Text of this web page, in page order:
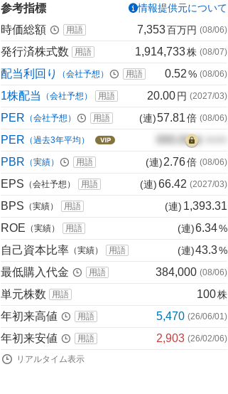
参考指標 情報提供元について
時価総額 用語 7,353百万円 (08/06)
発行済株式数 用語 1,914,733株 (08/07)
配当利回り （会社予想） 用語 0.52% (08/06)
1株配当 （会社予想） 用語 20.00円 (2027/03)
PER （会社予想） 用語 (連)57.81倍 (08/06)
PER （過去3年平均） 000.00倍
PBR （実績） 用語 (連)2.76倍 (08/06)
EPS （会社予想） 用語 (連)66.42 (2027/03)
BPS （実績） 用語 (連) 1,393.31
ROE （実績） 用語 (連)6.34%
自己資本比率 （実績） 用語 (連)43.3%
最低購入代金 用語 384,000 (08/06)
単元株数 用語 100株
年初来高値 用語 5,470 (26/06/01 )
年初来安値 用語 2,903 (26/02/06)
リアルタイム表示